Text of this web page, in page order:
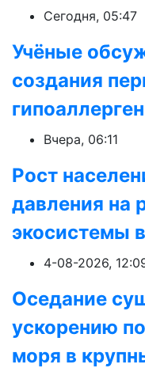
Сегодня, 05:47
Учёные
создания
Вчера, 06:11
Рост
давления на
экосистемы
4-08-2026,
Оседание
ускорению
моря в